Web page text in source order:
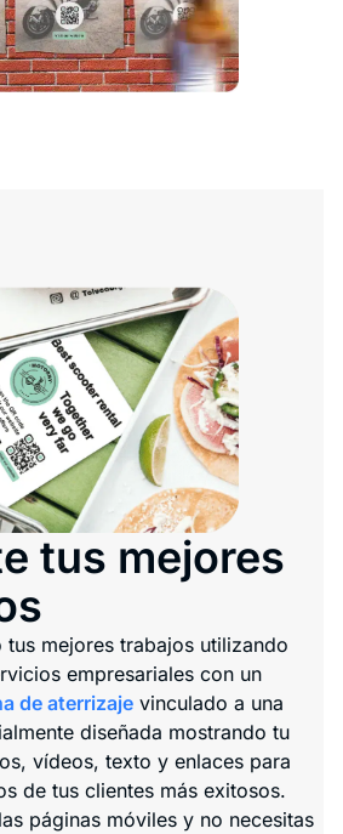
tus mejores
mejores trabajos utilizando
empresariales con un
de aterrizaje vinculado a una
diseñada mostrando tu
vídeos, texto y enlaces para
de tus clientes más exitosos.
páginas móviles y no necesitas